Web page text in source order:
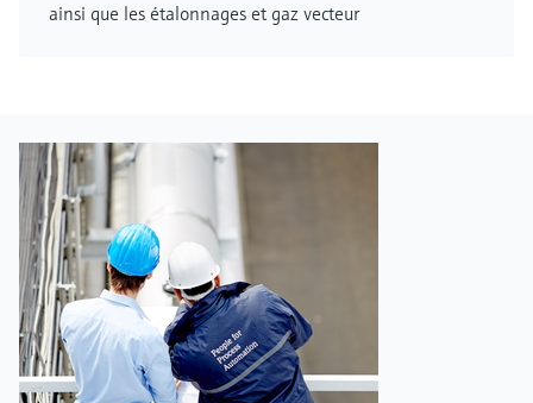
ainsi que les étalonnages et gaz vecteur